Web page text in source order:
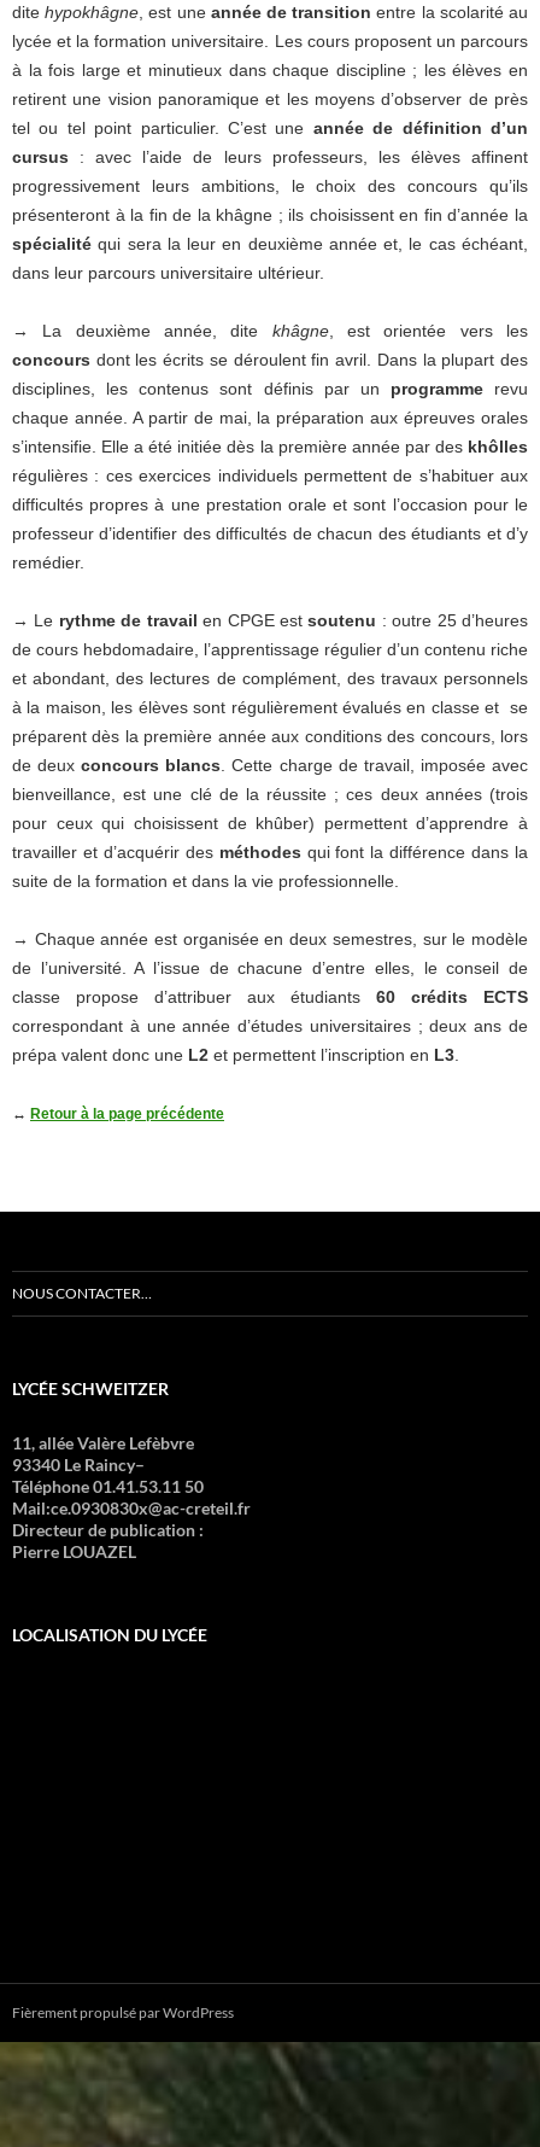
ditehypokhâgne est une année de transition entre la scolarité au
lycée et la formation universitaire. Les cours proposent un parcours
à la fois large et minutieux dans chaque discipline ; les élèves en
retirent une vision panoramique et les moyens d’observer de près
tel ou tel point particulier. C’est une année de définition d’un
cursus : avec l’aide de leurs professeurs, les élèves affinent
progressivement leurs ambitions, le choix des concours qu’ils
présenteront à la fin de la khâgne ; ils choisissent en fin d’année la
spécialité qui sera la leur en deuxième année et, le cas échéant,
dans leur parcours universitaire ultérieur.
→ La deuxième année, dite khâgne, est orientée vers les
concours dont les écrits se déroulent fin avril. Dans la plupart des
disciplines, les contenus sont définis par un programmerevu
chaque année. A partir de mai, la préparation aux épreuves orales
s’intensifie. Elle a été initiée dès la première année par des khôlles
régulières : ces exercices individuels permettent de s’habituer aux
difficultés propres à une prestation orale et sont l’occasion pour le
professeur d’identifier des difficultés de chacun des étudiants et d’y
remédier.
→ Le rythme de travail en CPGE estsoutenu : outre 25 d’heures
de cours hebdomadaire, l’apprentissage régulier d’un contenu riche
et abondant, des lectures de complément, des travaux personnels
à la maison, les élèves sont régulièrement évalués en classe et se
préparent dès la première année aux conditions des concours, lors
de deuxconcours blancs . Cette charge de travail, imposée avec
bienveillance, est une clé de la réussite ; ces deux années (trois
pour ceux qui choisissent de khûber) permettent d’apprendre à
travailler et d’acquérir des méthodes qui font la différence dans la
suite de la formation et dans la vie professionnelle.
→ Chaque année est organisée en deux semestres, sur le modèle
de l’université. A l’issue de chacune d’entre elles, le conseil de
classe propose d’attribuer aux étudiants 60 crédits ECTS
correspondant à une année d’études universitaires ; deux ans de
prépa valent donc une L2 et permettent l’inscription en L3
↔ Retour à la page précédente
NOUS CONTACTER…
LYCÉE SCHWEITZER
11, allée Valère Lefèbvre
93340 Le Raincy–
Téléphone 01.41.53.11 50
Mail:ce.0930830x@ac-creteil.fr
Directeur de publication :
Pierre LOUAZEL
LOCALISATION DU LYCÉE
Fièrement propulsé par WordPress